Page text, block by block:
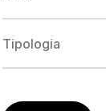
Tipologia